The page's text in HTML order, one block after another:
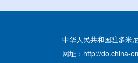
中华人民共和国驻多米
网址：http://do.china-